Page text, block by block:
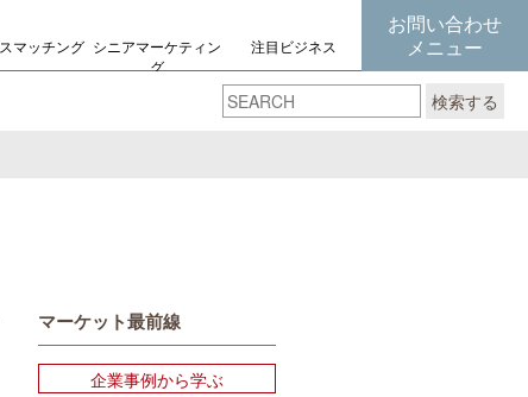
マッチング シニアマーケティン
グ
注目ビジネス
お問い合わせ
メニュー
検索する
Email
マーケット最前線
企業事例から学ぶ